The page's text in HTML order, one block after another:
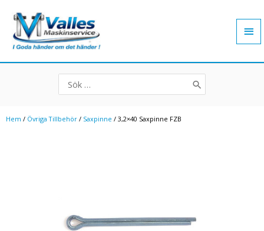
innehåll
Search
for:
Hem / Övriga Tillbehör / Saxpinne / 3,2×40 Saxpinne FZB